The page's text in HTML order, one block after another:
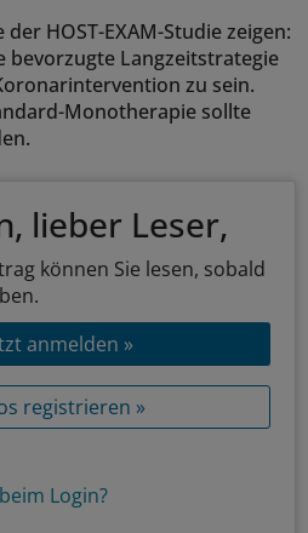
HOST-EXAM-Studie zeigen:
bevorzugte Langzeitstrategie
zu sein.
Monotherapie sollte
lieber Leser,
können Sie lesen, sobald
anmelden »
registrieren »
Login?